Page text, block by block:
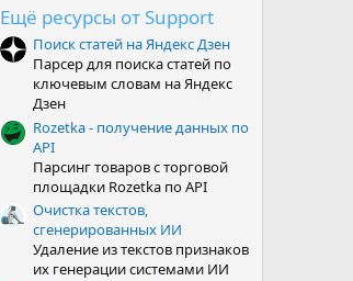
ё
з
д
Ещё ресурсы от Support
Поиск статей на Яндекс Дзен
Парсер для поиска статей по
ключевым словам на Яндекс
Дзен
Rozetka - получение данных по
API
Парсинг товаров с торговой
площадки Rozetka по API
Очистка текстов,
сгенерированных ИИ
Удаление из текстов признаков
их генерации системами ИИ